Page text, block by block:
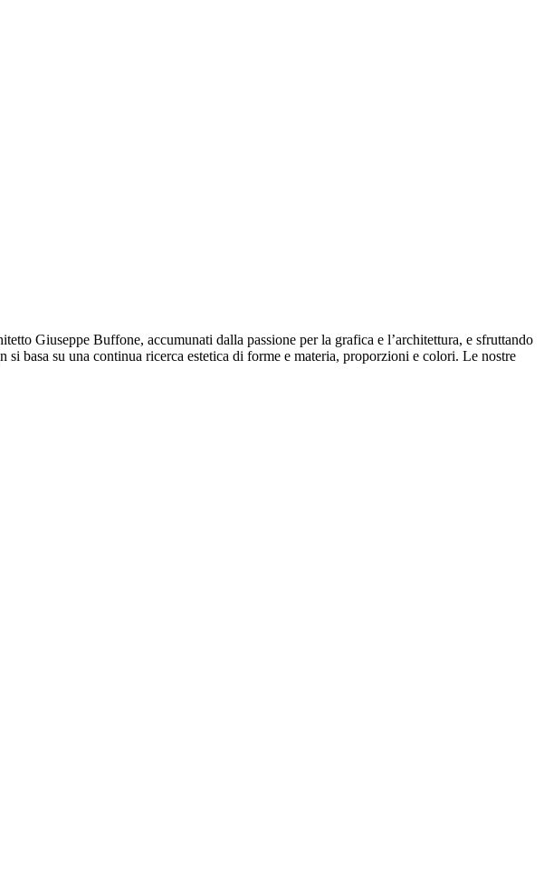
Giuseppe Buffone, accumunati dalla passione per la grafica e l’architettura, e sfruttando
basa su una continua ricerca estetica di forme e materia, proporzioni e colori. Le nostre